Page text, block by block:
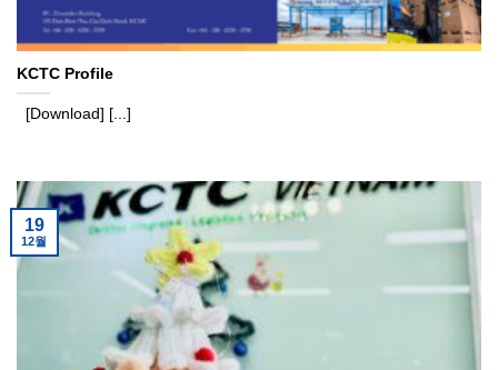
KCTC Profile
[Download] [...]
19
12월